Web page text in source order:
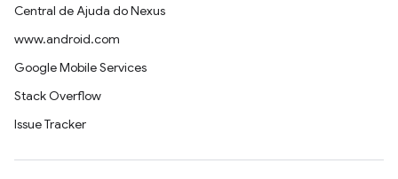
Central de Ajuda do Nexus
www.android.com
Google Mobile Services
Stack Overflow
Issue Tracker